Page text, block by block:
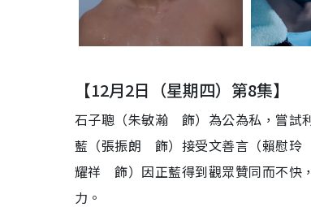
【12月2日（星期四）第8集】
石子聰（朱敏瀚 飾）為公為私，嘗試
藍（張振朗 飾）接受文善言（賴慰玲
耀祥 飾）因正藍得到觀眾贊同而不快
力。